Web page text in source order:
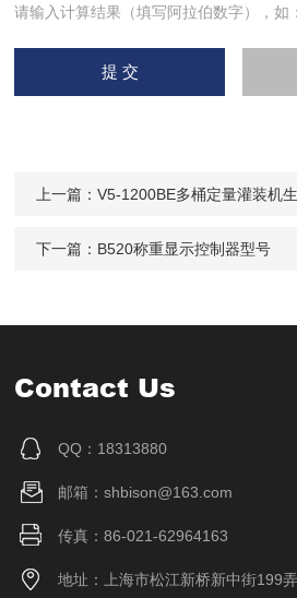
请输入计算结果（填写阿拉伯数字），如
上一篇：V5-1200BE多桶定量灌装机
下一篇： B520称重显示控制器型号
Contact Us
QQ：18313880
邮箱：shbison@163.com
传真：86-021-62964163
地址：上海市松江新桥新中街199